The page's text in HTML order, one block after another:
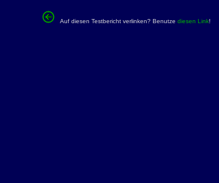
Auf diesen Testbericht verlinken? Benutze diesen Link!